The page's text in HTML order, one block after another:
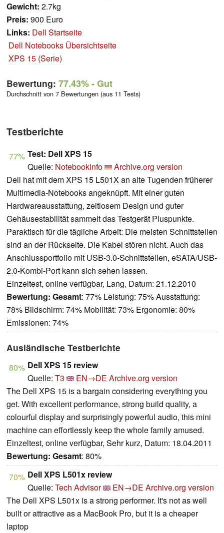
Gewicht: 2.7kg
Preis: 900 Euro
Links: Dell Startseite
Dell Notebooks Übersichtseite
XPS 15 (Serie)
Bewertung: 77.43%- Gut
Durchschnitt von 7 Bewertungen (aus 11 Tests)
Testberichte
77% Test: Dell XPS 15
Quelle: Notebookinfo
Archive.org version
Dell hat mit dem XPS 15 L501X an alte Tugenden früherer
Multimedia-Notebooks angeknüpft. Mit einer guten
Hardwareausstattung, zeitlosem Design und guter
Gehäusestabilität sammelt das Testgerät Pluspunkte.
Paraktisch für die tägliche Arbeit: Die meisten Schnittstellen
sind an der Rückseite. Die Kabel stören nicht. Auch das
Anschlussportfolio mit USB-3.0-Schnittstellen, eSATA/USB-
2.0-Kombi-Port kann sich sehen lassen.
Einzeltest, online verfügbar, Lang, Datum: 21.12.2010
Bewertung: Gesamt: 77% Leistung: 75% Ausstattung:
78% Bildschirm: 74% Mobilität: 73% Ergonomie: 80%
Emissionen: 74%
Ausländische Testberichte
80% Dell XPS 15 review
Quelle: T3 EN→DE Archive.org version
The Dell XPS 15 is a bargain considering everything you
get. With excellent performance, strong build quality, a
colourful display and surprisingly powerful audio, this mini
machine can effortlessly keep the whole family amused.
Einzeltest, online verfügbar, Sehr kurz, Datum: 18.04.2011
Bewertung: Gesamt: 80%
70% Dell XPS L501x review
Quelle: Tech Advisor EN→DE Archive.org version
The Dell XPS L501x is a strong performer. It's not as well
built or attractive as a MacBook Pro, but it is a cheaper
laptop